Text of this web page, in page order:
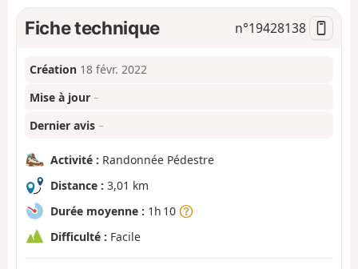
t
Fiche technique n°19428138
Création 18 févr. 2022
Mise à jour –
Dernier avis –
Activité : Randonnée Pédestre
Distance : 3,01 km
Durée moyenne : 1h 10
Difficulté : Facile